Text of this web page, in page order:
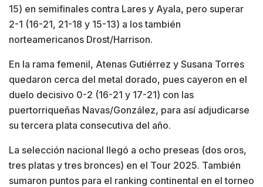
15) en semifinales contra Lares y Ayala, pero superar
2-1 (16-21, 21-18 y 15-13) a los también
norteamericanos Drost/Harrison.
En la rama femenil, Atenas Gutiérrez y Susana Torres
quedaron cerca del metal dorado, pues cayeron en el
duelo decisivo 0-2 (16-21 y 17-21) con las
puertorriqueñas Navas/González, para así adjudicarse
su tercera plata consecutiva del año.
La selección nacional llegó a ocho preseas (dos oros,
tres platas y tres bronces) en el Tour 2025. También
sumaron puntos para el ranking continental en el torneo